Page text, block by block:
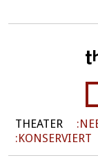
THEATER
KONSERVIERT